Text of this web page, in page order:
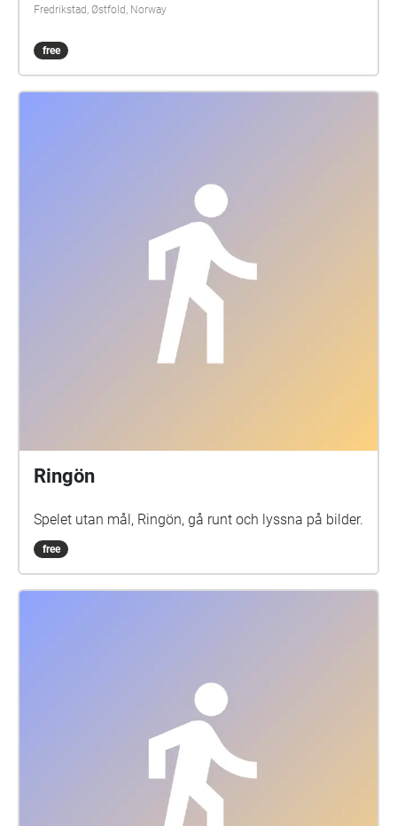
Fredrikstad, Østfold, Norway
free
Ringön
Spelet utan mål, Ringön, gå runt och lyssna på bilder.
free